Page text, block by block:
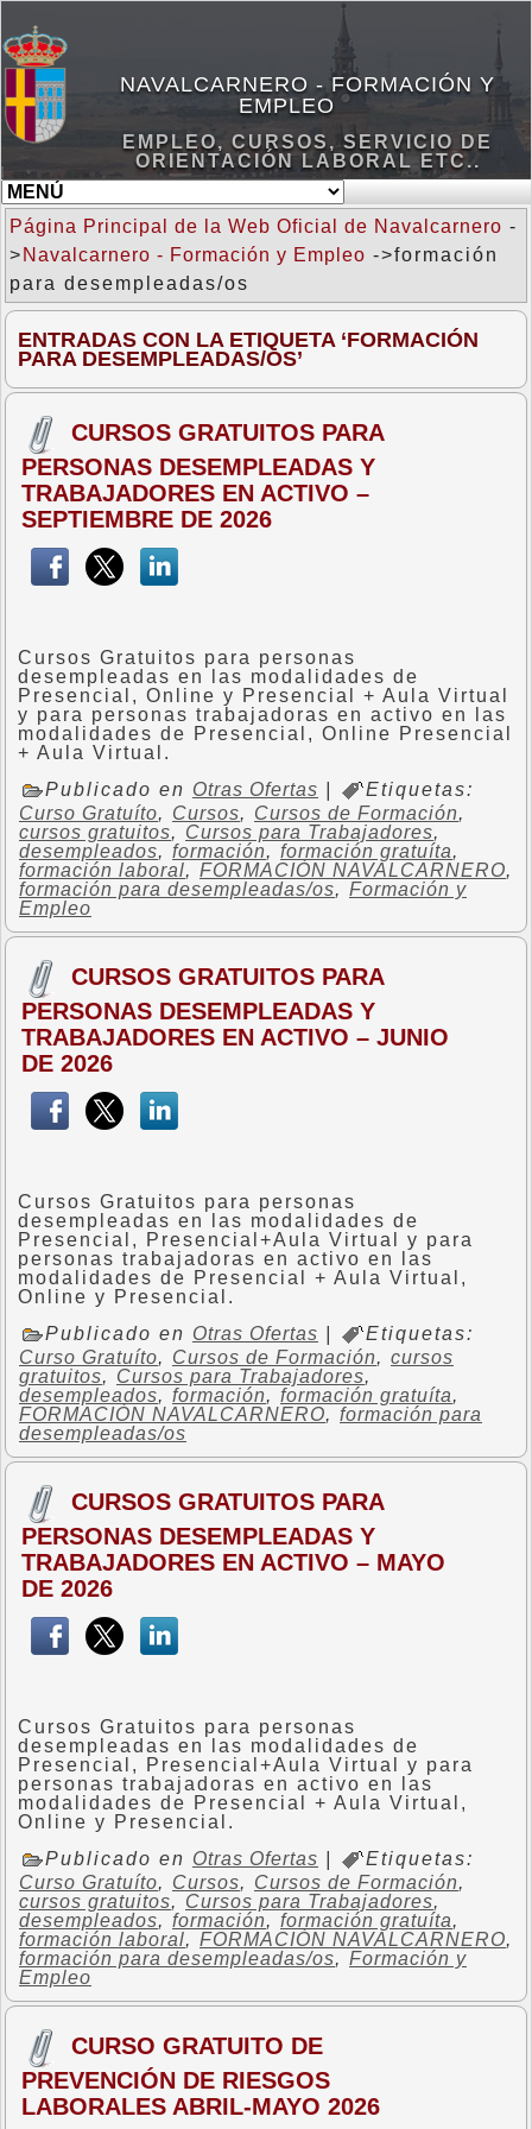
NAVALCARNERO - FORMACIÓN Y
EMPLEO
EMPLEO, CURSOS, SERVICIO DE
ORIENTACIÓN LABORAL ETC..
Página Principal de la Web Oficial de Navalcarnero -
> Navalcarnero - Formación y Empleo ->formación
para desempleadas/os
ENTRADAS CON LA ETIQUETA ‘FORMACIÓN
PARA DESEMPLEADAS/OS’
CURSOS GRATUITOS PARA
PERSONAS DESEMPLEADAS Y
TRABAJADORES EN ACTIVO –
SEPTIEMBRE DE 2026
Cursos Gratuitos para personas
desempleadas en las modalidades de
Presencial, Online y Presencial + Aula Virtual
y para personas trabajadoras en activo en las
modalidades de Presencial, Online Presencial
+ Aula Virtual.
Publicado en Otras Ofertas
Etiquetas:
Curso Gratuíto, Cursos, Cursos de Formación,
cursos gratuitos, Cursos para Trabajadores,
desempleados, formación, formación gratuíta,
formación laboral, FORMACIÓN NAVALCARNERO,
formación para desempleadas/os, Formación y
Empleo
CURSOS GRATUITOS PARA
PERSONAS DESEMPLEADAS Y
TRABAJADORES EN ACTIVO – JUNIO
DE 2026
Cursos Gratuitos para personas
desempleadas en las modalidades de
Presencial, Presencial+Aula Virtual y para
personas trabajadoras en activo en las
modalidades de Presencial + Aula Virtual,
Online y Presencial.
Publicado en Otras Ofertas
Etiquetas:
Curso Gratuíto, Cursos de Formación, cursos
gratuitos, Cursos para Trabajadores,
desempleados, formación, formación gratuíta,
FORMACIÓN NAVALCARNERO, formación para
desempleadas/os
CURSOS GRATUITOS PARA
PERSONAS DESEMPLEADAS Y
TRABAJADORES EN ACTIVO – MAYO
DE 2026
Cursos Gratuitos para personas
desempleadas en las modalidades de
Presencial, Presencial+Aula Virtual y para
personas trabajadoras en activo en las
modalidades de Presencial + Aula Virtual,
Online y Presencial.
Publicado en Otras Ofertas
Etiquetas:
Curso Gratuíto, Cursos, Cursos de Formación,
cursos gratuitos, Cursos para Trabajadores,
desempleados, formación, formación gratuíta,
formación laboral, FORMACIÓN NAVALCARNERO,
formación para desempleadas/os, Formación y
Empleo
CURSO GRATUITO DE
PREVENCIÓN DE RIESGOS
LABORALES ABRIL-MAYO 2026